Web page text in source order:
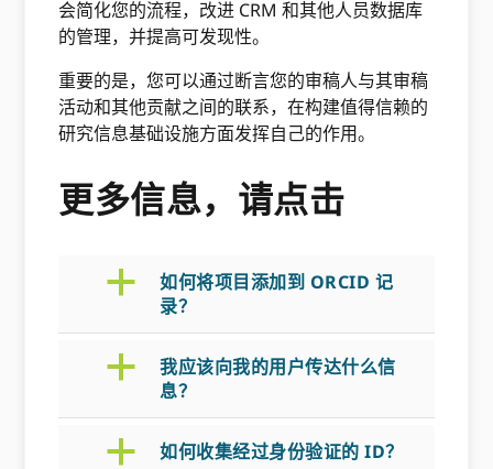
会简化您的流程，改进 CRM 和其他人员数据库
的管理，并提高可发现性。
重要的是，您可以通过断言您的审稿人与其审稿
活动和其他贡献之间的联系，在构建值得信赖的
研究信息基础设施方面发挥自己的作用。
更多信息，请点击
a
如何将项目添加到 ORCID 记
录？
a
我应该向我的用户传达什么信
息？
a 如何收集经过身份验证的 ID？